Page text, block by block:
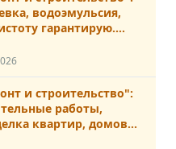
водоэмульсия,
гарантирую.
и строительство":
работы,
квартир, домов